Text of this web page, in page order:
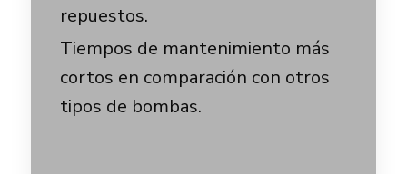
repuestos.
Tiempos de mantenimiento más
cortos en comparación con otros
tipos de bombas.